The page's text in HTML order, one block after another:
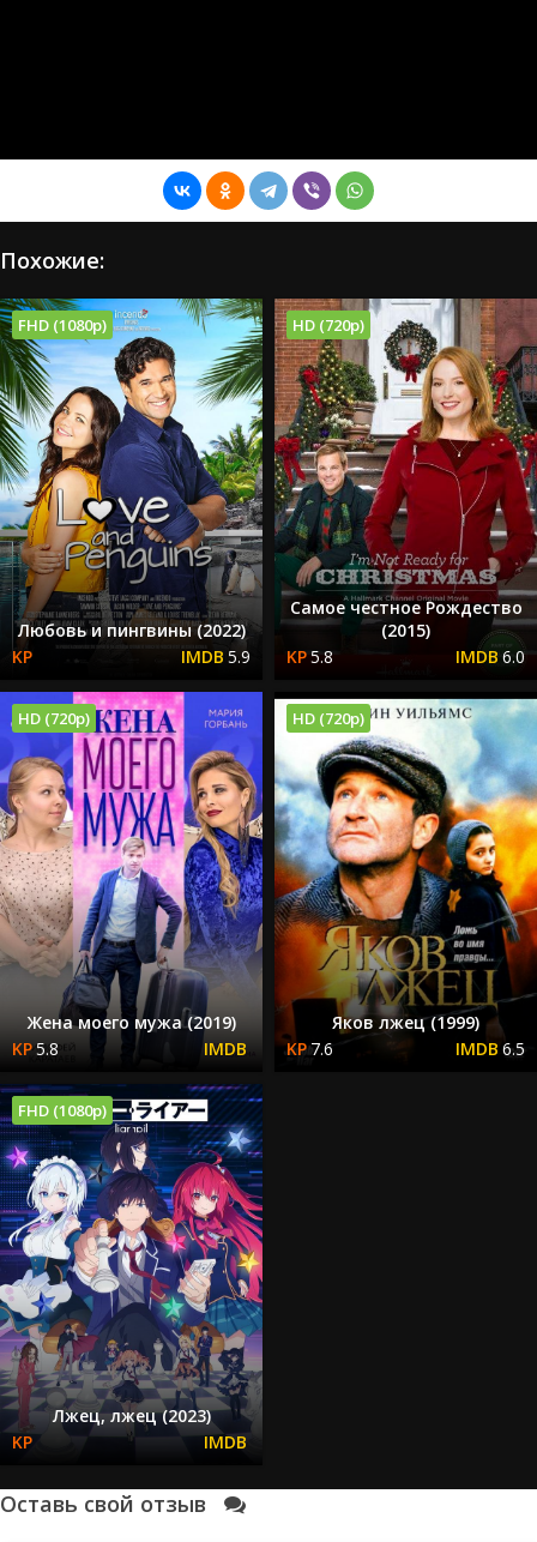
Похожие:
FHD (1080p)
Любовь и пингвины (2022)
5.9
HD (720p)
Самое честное Рождество
(2015)
5.8
6.0
HD (720p)
Жена моего мужа (2019)
5.8
HD (720p)
Яков лжец (1999)
7.6
6.5
FHD (1080p)
Лжец, лжец (2023)
Оставь свой отзыв